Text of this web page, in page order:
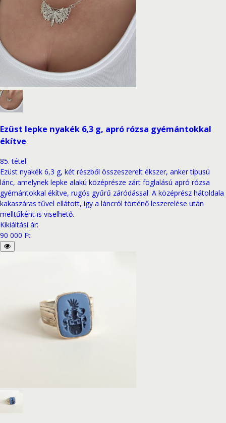
Ezüst lepke nyakék 6,3 g, apró rózsa gyémántokkal
ékítve
85. tétel
Ezüst nyakék 6,3 g, két részből összeszerelt ékszer, anker típusú
lánc, amelynek lepke alakú középrésze zárt foglalású apró rózsa
gyémántokkal ékítve, rugós gyűrű záródással. A középrész hátoldala
kakaszáras tűvel ellátott, így a láncról történő leszerelése után
melltűként is viselhető.
Kikiáltási ár:
90 000 Ft